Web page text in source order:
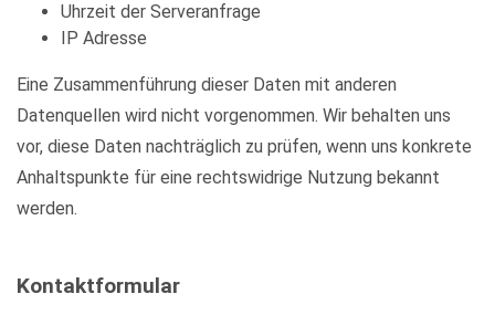
Uhrzeit der Serveranfrage
IP Adresse
Eine Zusammenführung dieser Daten mit anderen
Datenquellen wird nicht vorgenommen. Wir behalten uns
vor, diese Daten nachträglich zu prüfen, wenn uns konkrete
Anhaltspunkte für eine rechtswidrige Nutzung bekannt
werden.
Kontaktformular